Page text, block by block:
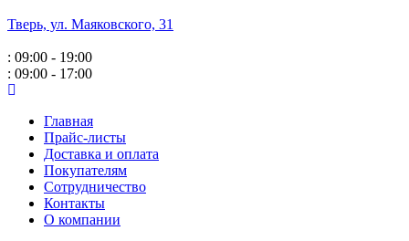
Тверь, ул. Маяковского, 31
: 09:00 - 19:00
: 09:00 - 17:00
Главная
Прайс-листы
Доставка и оплата
Покупателям
Сотрудничество
Контакты
О компании